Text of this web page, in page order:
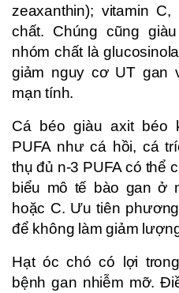
zeaxanthin); vitamin
chất. Chúng cũng
nhóm chất là
giảm nguy cơ UT gan
mạn tính.
Cá béo giàu axit béo
PUFA như cá hồi, cá
thụ đủ n-3 PUFA có thể
biểu mô tế bào gan ở
hoặc C. Ưu tiên
để không làm giảm
Hạt óc chó có lợi
bệnh gan nhiễm mỡ.